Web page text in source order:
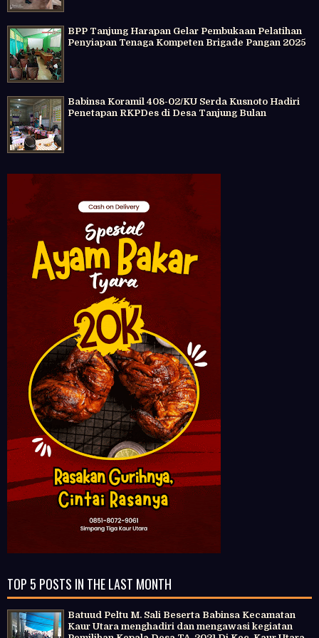
BPP Tanjung Harapan Gelar Pembukaan Pelatihan
Penyiapan Tenaga Kompeten Brigade Pangan 2025
Babinsa Koramil 408-02/KU Serda Kusnoto Hadiri
Penetapan RKPDes di Desa Tanjung Bulan
TOP 5 POSTS IN THE LAST MONTH
Batuud Peltu M. Sali Beserta Babinsa Kecamatan
Kaur Utara menghadiri dan mengawasi kegiatan